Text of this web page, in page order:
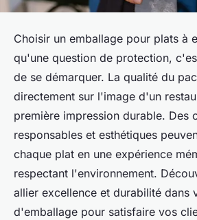
Choisir un emballage pour plats à
qu'une question de protection,
de se démarquer. La qualité du
directement sur l'image d'un
première impression durable. Des
responsables et esthétiques
chaque plat en une expérience
respectant l'environnement.
allier excellence et durabilité dans
d'emballage pour satisfaire vos